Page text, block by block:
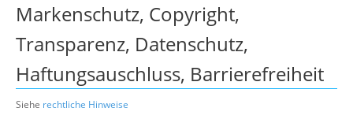
Markenschutz, Copyright,
Transparenz, Datenschutz,
Haftungsauschluss, Barrierefreiheit
Siehe rechtliche Hinweise